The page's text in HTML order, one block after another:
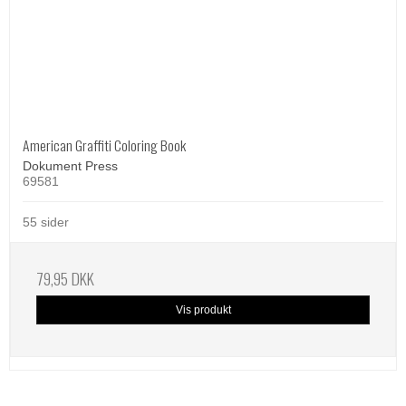
American Graffiti Coloring Book
Dokument Press
69581
55 sider
79,95 DKK
Vis produkt